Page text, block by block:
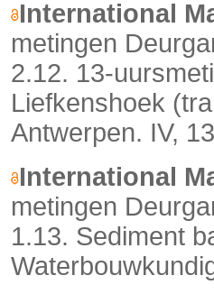
International
metingen
2.12. 13-
Liefkenshoek
Antwerpen. IV,
International
metingen
1.13. Sediment